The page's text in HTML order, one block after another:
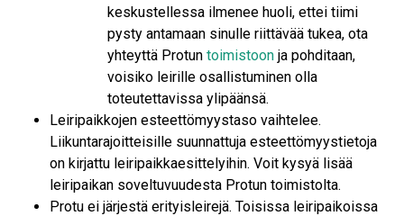
keskustellessa ilmenee huoli, ettei tiimi
pysty antamaan sinulle riittävää tukea, ota
yhteyttä Protun toimistoon ja pohditaan,
voisiko leirille osallistuminen olla
toteutettavissa ylipäänsä.
Leiripaikkojen esteettömyystaso vaihtelee.
Liikuntarajoitteisille suunnattuja esteettömyystietoja
on kirjattu leiripaikkaesittelyihin. Voit kysyä lisää
leiripaikan soveltuvuudesta Protun toimistolta.
Protu ei järjestä erityisleirejä. Toisissa leiripaikoissa